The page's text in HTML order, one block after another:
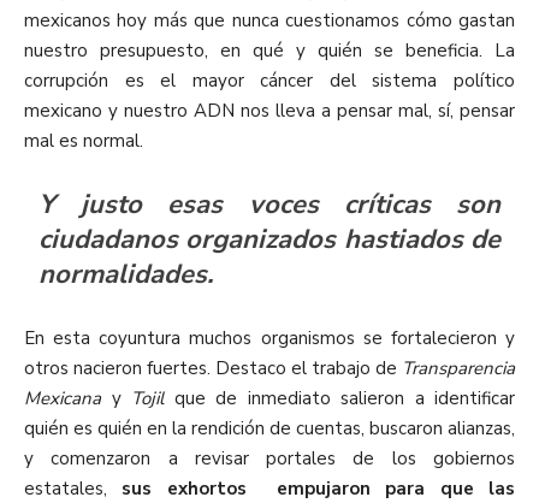
mexicanos hoy más que nunca cuestionamos cómo gastan
nuestro presupuesto, en qué y quién se beneficia. La
corrupción es el mayor cáncer del sistema político
mexicano y nuestro ADN nos lleva a pensar mal, sí, pensar
mal es normal.
Y justo esas voces críticas son
ciudadanos organizados hastiados de
normalidades.
En esta coyuntura muchos organismos se fortalecieron y
otros nacieron fuertes. Destaco el trabajo de Transparencia
Mexicanay Tojilque de inmediato salieron a identificar
quién es quién en la rendición de cuentas, buscaron alianzas,
y comenzaron a revisar portales de los gobiernos
estatales, sus exhortos empujaron para que las